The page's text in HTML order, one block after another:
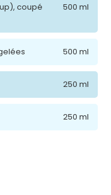
coupé
500 ml
500 ml
250 ml
250 ml